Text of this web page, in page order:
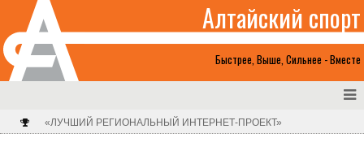
Быстрее, Выше, Сильнее - Вместе
Алтайский спорт
«ЛУЧШИЙ РЕГИОНАЛЬНЫЙ ИНТЕРНЕТ-ПРОЕКТ»